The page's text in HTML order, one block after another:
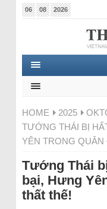
06 08 2026
HOME 2025
TƯỚNG THÁI BỊ
YÊN TRONG
Tướng Thái
bại, Hưng
thất thế!